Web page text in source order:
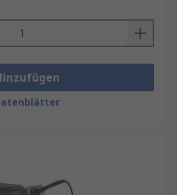
Spitzen in
sind ein Muss.
: Standby-Modus,
Speicherplätze für
: Smartphones,